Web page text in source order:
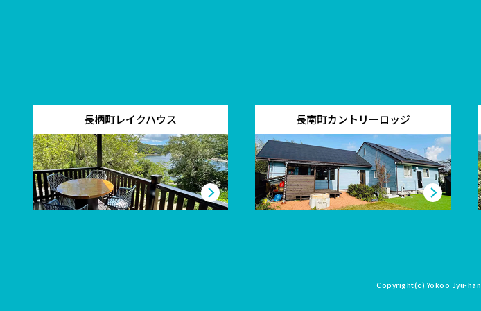
長柄町レイクハウス 長南町カントリーロッジ
Copyright(c)Yokoo Jyu-han